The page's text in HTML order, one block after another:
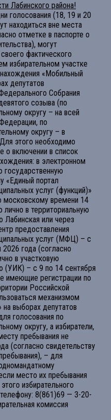
Лабинского района!
голосования (18, 19 и 20
находиться вне места
отметке в паспорте о
могут
фактического
избирательном участке
«Мобильный
депутатов
Собрания
созыва (по
округу – на всей
по
округу – в
этого необходимо
о включении в список
в электронном
государственную
«Единый портал
услуг (функций)»
московскому времени 14
лично в территориальную
Лабинская или через
предоставления
услуг (МФЦ) – с
2026 года (согласно
в участковую
(УИК) – с 9 по 14 сентября
имеющие регистрации по
Российской
механизмом
выборах депутатов
голосования по
округу, а избиратели,
пребывания не
(согласно свидетельству
– для
место их пребывания
избирательного
8(861)69 — 3-20-
комиссия